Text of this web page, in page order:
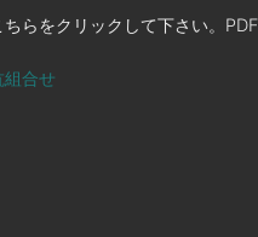
らをクリックして下さい。PDF
組合せ